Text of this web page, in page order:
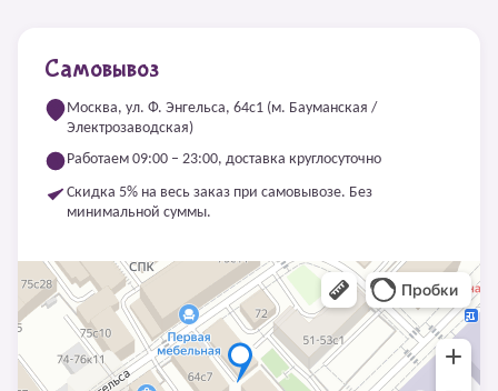
Самовывоз
Москва, ул. Ф. Энгельса, 64с1 (м. Бауманская /
Электрозаводская)
Работаем 09:00 – 23:00, доставка круглосуточно
Скидка 5% на весь заказ при самовывозе. Без
минимальной суммы.